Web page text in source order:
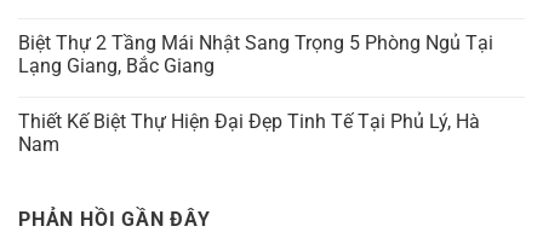
Biệt Thự 2 Tầng Mái Nhật Sang Trọng 5 Phòng Ngủ Tại
Lạng Giang, Bắc Giang
Thiết Kế Biệt Thự Hiện Đại Đẹp Tinh Tế Tại Phủ Lý, Hà
Nam
PHẢN HỒI GẦN ĐÂY